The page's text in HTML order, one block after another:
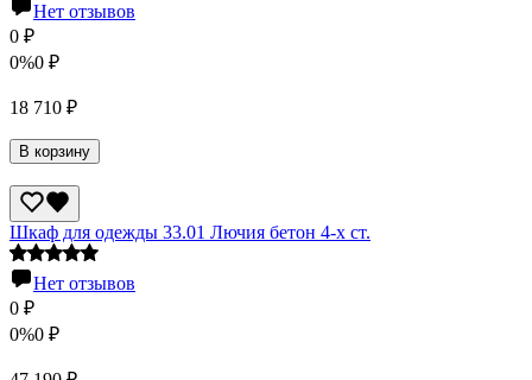
Нет отзывов
0 ₽
0%0 ₽
18 710 ₽
В корзину
Шкаф для одежды 33.01 Лючия бетон 4-х ст.
Нет отзывов
0 ₽
0%0 ₽